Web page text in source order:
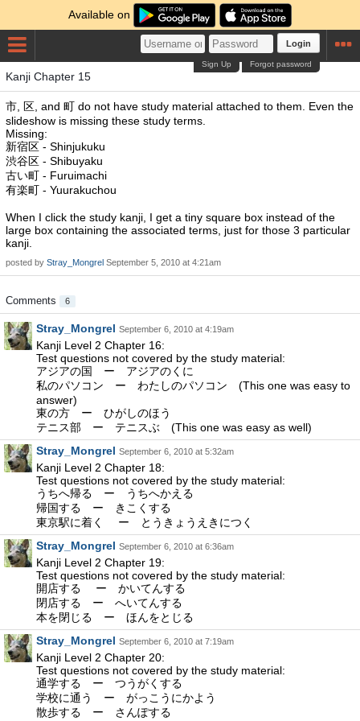
Available on
Login
Forgot password
Sign Up
Kanji Chapter 15
市, 区, and 町 do not have study material attached to them. Even the
slideshow is missing these study terms.
Missing:
新宿区 - Shinjukuku
渋谷区 - Shibuyaku
古い町 - Furuimachi
有楽町 - Yuurakuchou
When I click the study kanji, I get a tiny square box instead of the
large box containing the associated terms, just for those 3 particular
kanji.
posted by Stray_Mongrel September 5, 2010 at 4:21am
Comments 6
Stray_Mongrel September 6, 2010 at 4:19am
Kanji Level 2 Chapter 16:
Test questions not covered by the study material:
アジアの国 ー アジアのくに
私のパソコン ー わたしのパソコン (This one was easy to
answer)
東の方 ー ひがしのほう
テニス部 ー テニスぶ (This one was easy as well)
Stray_Mongrel September 6, 2010 at 5:32am
Kanji Level 2 Chapter 18:
Test questions not covered by the study material:
うちへ帰る ー うちへかえる
帰国する ー きこくする
東京駅に着く ー とうきょうえきにつく
Stray_Mongrel September 6, 2010 at 6:36am
Kanji Level 2 Chapter 19:
Test questions not covered by the study material:
開店する ー かいてんする
閉店する ー へいてんする
本を閉じる ー ほんをとじる
Stray_Mongrel September 6, 2010 at 7:19am
Kanji Level 2 Chapter 20:
Test questions not covered by the study material:
通学する ー つうがくする
学校に通う ー がっこうにかよう
散歩する ー さんぽする